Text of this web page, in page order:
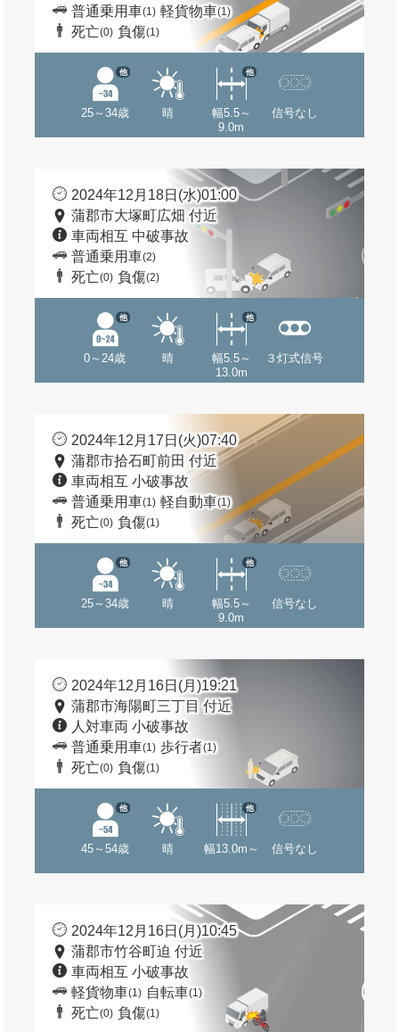
普通乗用車(1) 軽貨物車(1)
死亡(0) 負傷(1)
25～34歳
他
晴
幅5.5～
9.0m
他
信号なし
2024年12月18日(水)01:00
蒲郡市大塚町広畑 付近
車両相互 中破事故
普通乗用車(2)
死亡(0) 負傷(2)
0～24歳
他
晴
幅5.5～
13.0m
他
３灯式信号
2024年12月17日(火)07:40
蒲郡市拾石町前田 付近
車両相互 小破事故
普通乗用車(1) 軽自動車(1)
死亡(0) 負傷(1)
25～34歳
他
晴
幅5.5～
9.0m
他
信号なし
2024年12月16日(月)19:21
蒲郡市海陽町三丁目 付近
人対車両 小破事故
普通乗用車(1) 歩行者(1)
死亡(0) 負傷(1)
45～54歳
他
晴 幅13.0m～
他
信号なし
2024年12月16日(月)10:45
蒲郡市竹谷町迫 付近
車両相互 小破事故
軽貨物車(1) 自転車(1)
死亡(0) 負傷(1)